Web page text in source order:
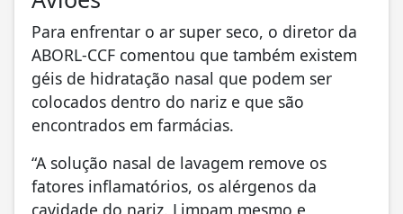
Para enfrentar o ar super seco, o diretor da
ABORL-CCF comentou que também existem
géis de hidratação nasal que podem ser
colocados dentro do nariz e que são
encontrados em farmácias.
“A solução nasal de lavagem remove os
fatores inflamatórios, os alérgenos da
cavidade do nariz. Limpam mesmo e